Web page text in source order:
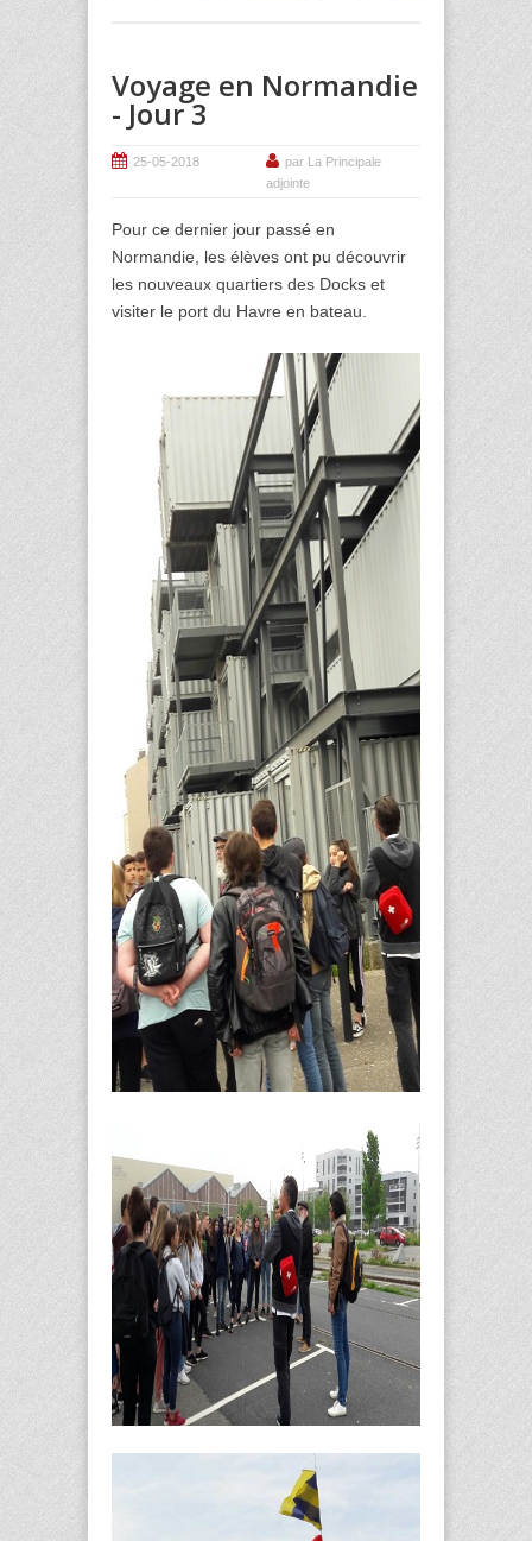
Voyage en Normandie
- Jour 3
25-05-2018
par La Principale
adjointe
Pour ce dernier jour passé en
Normandie, les élèves ont pu découvrir
les nouveaux quartiers des Docks et
visiter le port du Havre en bateau.